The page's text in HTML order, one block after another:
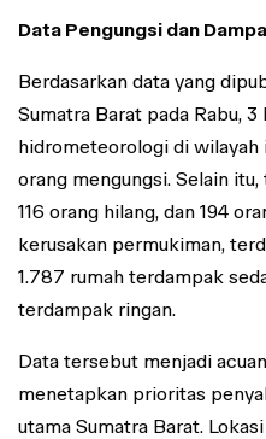
Data Pengungsi dan
Berdasarkan data yang
Sumatra Barat pada Rabu,
hidrometeorologi di wilayah
orang mengungsi. Selain
116 orang hilang, dan 194
kerusakan permukiman,
1.787 rumah terdampak
terdampak ringan.
Data tersebut menjadi
menetapkan prioritas
utama Sumatra Barat.